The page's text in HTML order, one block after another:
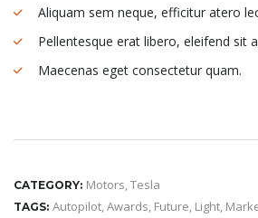
Aliquam sem neque, efficitur atero
Pellentesque erat libero, eleifend sit
Maecenas eget consectetur quam.
CATEGORY: Motors Tesla
TAGS: Autopilot Awards Future Light